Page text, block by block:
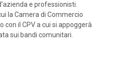
e professionisti.
la Camera di Commercio
con il CPV a cui si appoggerà
sui bandi comunitari.